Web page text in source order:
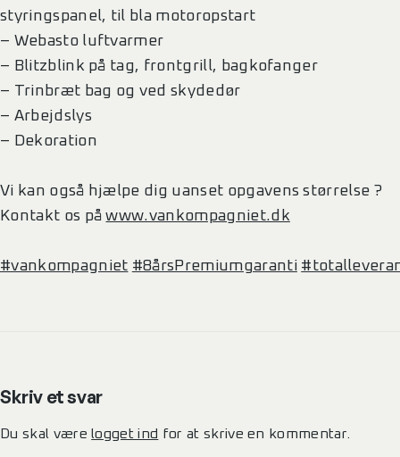
styringspanel, til bla motoropstart
– Webasto luftvarmer
– Blitzblink på tag, frontgrill, bagkofanger
– Trinbræt bag og ved skydedør
– Arbejdslys
– Dekoration
Vi kan også hjælpe dig uanset opgavens størrelse ?
Kontakt os påwww.vankompagniet.dk
#vankompagniet #8årsPremiumgaranti
Skriv et svar
Du skal værelogget ind for at skrive en kommentar.